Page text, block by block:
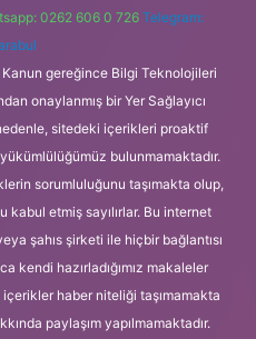
0262 606 0 726 Telegram:
Kanun gereğince Bilgi Teknolojileri
onaylanmış bir Yer Sağlayıcı
sitedeki içerikleri proaktif
bulunmamaktadır.
sorumluluğunu taşımakta olup,
etmiş sayılırlar. Bu internet
şahıs şirketi ile hiçbir bağlantısı
kendi hazırladığımız makaleler
içerikler haber niteliği taşımamakta
paylaşım yapılmamaktadır.